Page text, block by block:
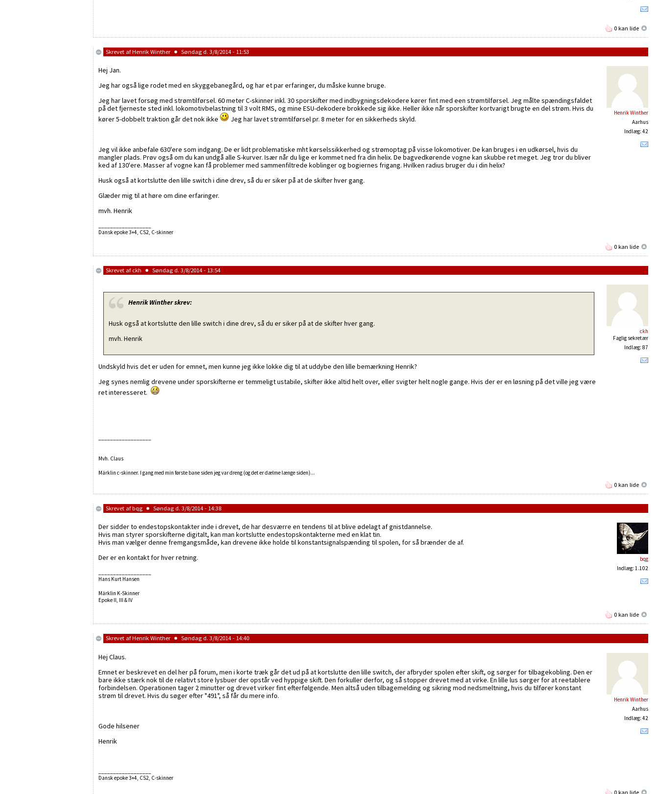
0 kan lide
Skrevet afHenrik Winther Søndag d. 3/8/2014 - 11:53
Henrik Winther
Aarhus
Indlæg: 42
Hej Jan.
Jeg har også lige rodet med en skyggebanegård, og har et par erfaringer, du måske kunne bruge.
Jeg har lavet forsøg med strømtilførsel. 60 meter C-skinner inkl. 30 sporskifter med indbygningsdekodere kører fint med een strømtilførsel. Jeg målte spændingsfaldet
på det fjerneste sted inkl. lokomotivbelastning til 3 volt RMS, og mine ESU-dekodere brokkede sig ikke. Heller ikke når sporskifter kortvarigt brugte en del strøm. Hvis du
kører 5-dobbelt traktion går det nok ikke
Jeg har lavet strømtilførsel pr. 8 meter for en sikkerheds skyld.
Jeg vil ikke anbefale 630'ere som indgang. De er lidt problematiske mht kørselssikkerhed og strømoptag på visse lokomotiver. De kan bruges i en udkørsel, hvis du
mangler plads. Prøv også om du kan undgå alle S-kurver. Især når du lige er kommet ned fra din helix. De bagvedkørende vogne kan skubbe ret meget. Jeg tror du bliver
ked af 130'ere. Masser af vogne kan få problemer med sammenfiltrede koblinger og bogiernes frigang. Hvilken radius bruger du i din helix?
Husk også at kortslutte den lille switch i dine drev, så du er siker på at de skifter hver gang.
Glæder mig til at høre om dine erfaringer.
mvh. Henrik
Dansk epoke 3+4, CS2, C-skinner
0 kan lide
Skrevet af ckh Søndag d. 3/8/2014 - 13:54
ckh
Faglig sekretær
Indlæg: 87
Henrik Wintherskrev:
Husk også at kortslutte den lille switch i dine drev, så du er siker på at de skifter hver gang.
mvh. Henrik
Undskyld hvis det er uden for emnet, men kunne jeg ikke lokke dig til at uddybe den lille bemærkning Henrik?
Jeg synes nemlig drevene under sporskifterne er temmeligt ustabile, skifter ikke altid helt over, eller svigter helt nogle gange. Hvis der er en løsning på det ville jeg være
ret interesseret.
Mvh. Claus
Märklin c-skinner. I gang med min første bane siden jeg var dreng (og det er dælme længe siden)...
0 kan lide
Skrevet afbqg Søndag d. 3/8/2014 - 14:38
bqg
Indlæg: 1.102
Der sidder to endestopskontakter inde i drevet, de har desværre en tendens til at blive ødelagt af gnistdannelse.
Hvis man styrer sporskifterne digitalt, kan man kortslutte endestopskontakterne med en klat tin.
Hvis man vælger denne fremgangsmåde, kan drevene ikke holde til konstantsignalspænding til spolen, for så brænder de af.
Der er en kontakt for hver retning.
Hans Kurt Hansen
Märklin K-Skinner
Epoke II, III & IV
0 kan lide
Skrevet afHenrik Winther Søndag d. 3/8/2014 - 14:40
Henrik Winther
Aarhus
Indlæg: 42
Hej Claus.
Emnet er beskrevet en del her på forum, men i korte træk går det ud på at kortslutte den lille switch, der afbryder spolen efter skift, og sørger for tilbagekobling. Den er
bare ikke stærk nok til de relativt store lysbuer der opstår ved hyppige skift. Den forkuller derfor, og så stopper drevet med at virke. En lille lus sørger for at reetablere
forbindelsen. Operationen tager 2 minutter og drevet virker fint efterfølgende. Men altså uden tilbagemelding og sikring mod nedsmeltning, hvis du tilfører konstant
strøm til drevet. Hvis du søger efter "491", så får du mere info.
Gode hilsener
Henrik
Dansk epoke 3+4, CS2, C-skinner
0 kan lide